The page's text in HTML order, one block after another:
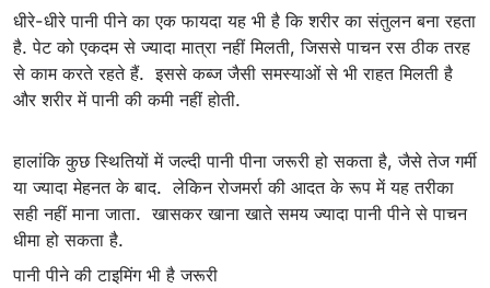
धीरे-धीरे पानी पीने का एक फायदा यह भी है कि शरीर का संतुलन बना रहता
है. पेट को एकदम से ज्यादा मात्रा नहीं मिलती, जिससे पाचन रस ठीक तरह
से काम करते रहते हैं. इससे कब्ज जैसी समस्याओं से भी राहत मिलती है
और शरीर में पानी की कमी नहीं होती.
हालांकि कुछ स्थितियों में जल्दी पानी पीना जरूरी हो सकता है, जैसे तेज गर्मी
या ज्यादा मेहनत के बाद. लेकिन रोजमर्रा की आदत के रूप में यह तरीका
सही नहीं माना जाता. खासकर खाना खाते समय ज्यादा पानी पीने से पाचन
धीमा हो सकता है.
पानी पीने की टाइमिंग भी है जरूरी